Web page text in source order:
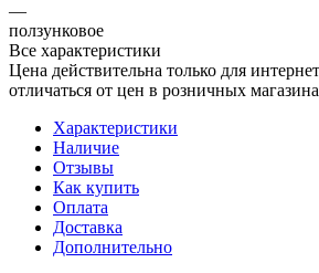
—
ползунковое
Все характеристики
Цена действительна только для
отличаться от цен в розничных
Характеристики
Наличие
Отзывы
Как купить
Оплата
Доставка
Дополнительно